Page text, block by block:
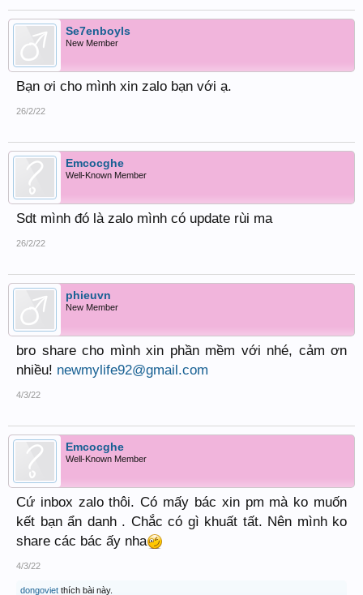
Se7enboyls
New Member
Bạn ơi cho mình xin zalo bạn với ạ.
26/2/22
Emcocghe
Well-Known Member
Sdt mình đó là zalo mình có update rùi ma
26/2/22
phieuvn
New Member
bro share cho mình xin phần mềm với nhé, cảm ơn
nhiều! newmylife92@gmail.com
4/3/22
Emcocghe
Well-Known Member
Cứ inbox zalo thôi. Có mấy bác xin pm mà ko muốn
kết bạn ẩn danh . Chắc có gì khuất tất. Nên mình ko
share các bác ấy nha
4/3/22
dongoviet thích bài này.